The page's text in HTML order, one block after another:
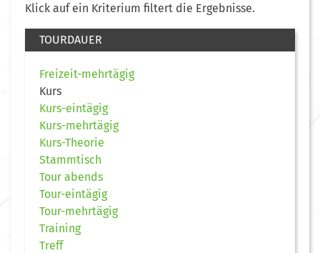
Klick auf ein Kriterium filtert die Ergebnisse.
TOURDAUER
Freizeit-mehrtägig
Kurs
Kurs-eintägig
Kurs-mehrtägig
Kurs-Theorie
Stammtisch
Tour abends
Tour-eintägig
Tour-mehrtägig
Training
Treff